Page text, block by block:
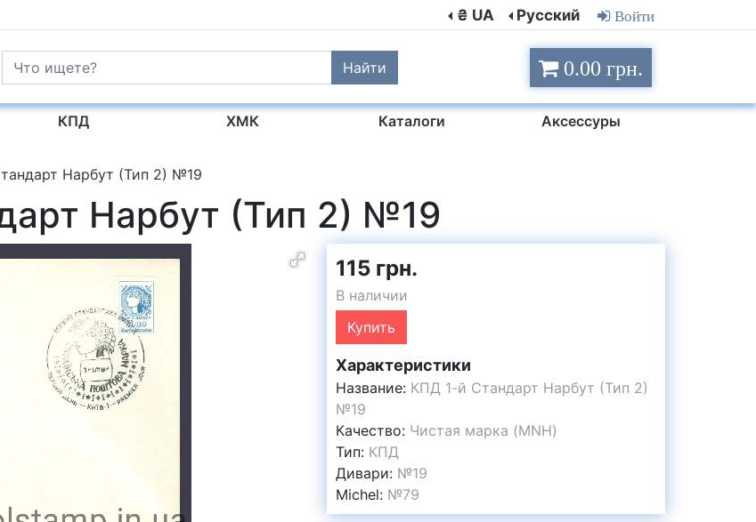
₴ UA Русский Войти
Найти 0.00 грн.
КПД ХМК Каталоги Аксессуры
Нарбут (Тип 2) №19
Нарбут (Тип 2) №19
115 грн.
В наличии
Купить
Характеристики
Название: КПД 1-й Стандарт Нарбут (Тип 2)
№19
Качество: Чистая марка (MNH)
Тип: КПД
Дивари: №19
Michel: №79